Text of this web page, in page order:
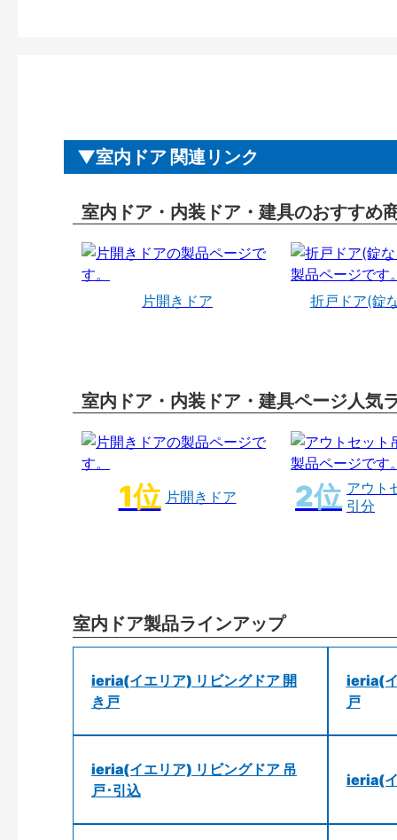
室内ドア 関連リンク
室内ドア・内装ドア・建具のおすすめ
片開きドア 折戸ドア(錠
室内ドア・内装ドア・建具ページ人気
片開きドア
アウト
引分
室内ドア製品ラインアップ
ieria(イエリア) リビングドア 開
き戸
ieria(
戸
ieria(イエリア) リビングドア 吊
戸･引込
ieria(